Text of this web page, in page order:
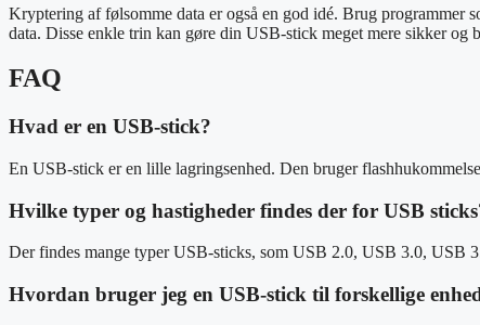
Kryptering af følsomme data er også en god idé. Brug programmer
data. Disse enkle trin kan gøre din USB-stick meget mere sikker og
FAQ
Hvad er en USB-stick?
En USB-stick er en lille lagringsenhed. Den bruger
Hvilke typer og hastigheder findes der for USB
Der findes mange typer USB-sticks, som USB 2.0, USB 3.0, USB
Hvordan bruger jeg en USB-stick til forskellige